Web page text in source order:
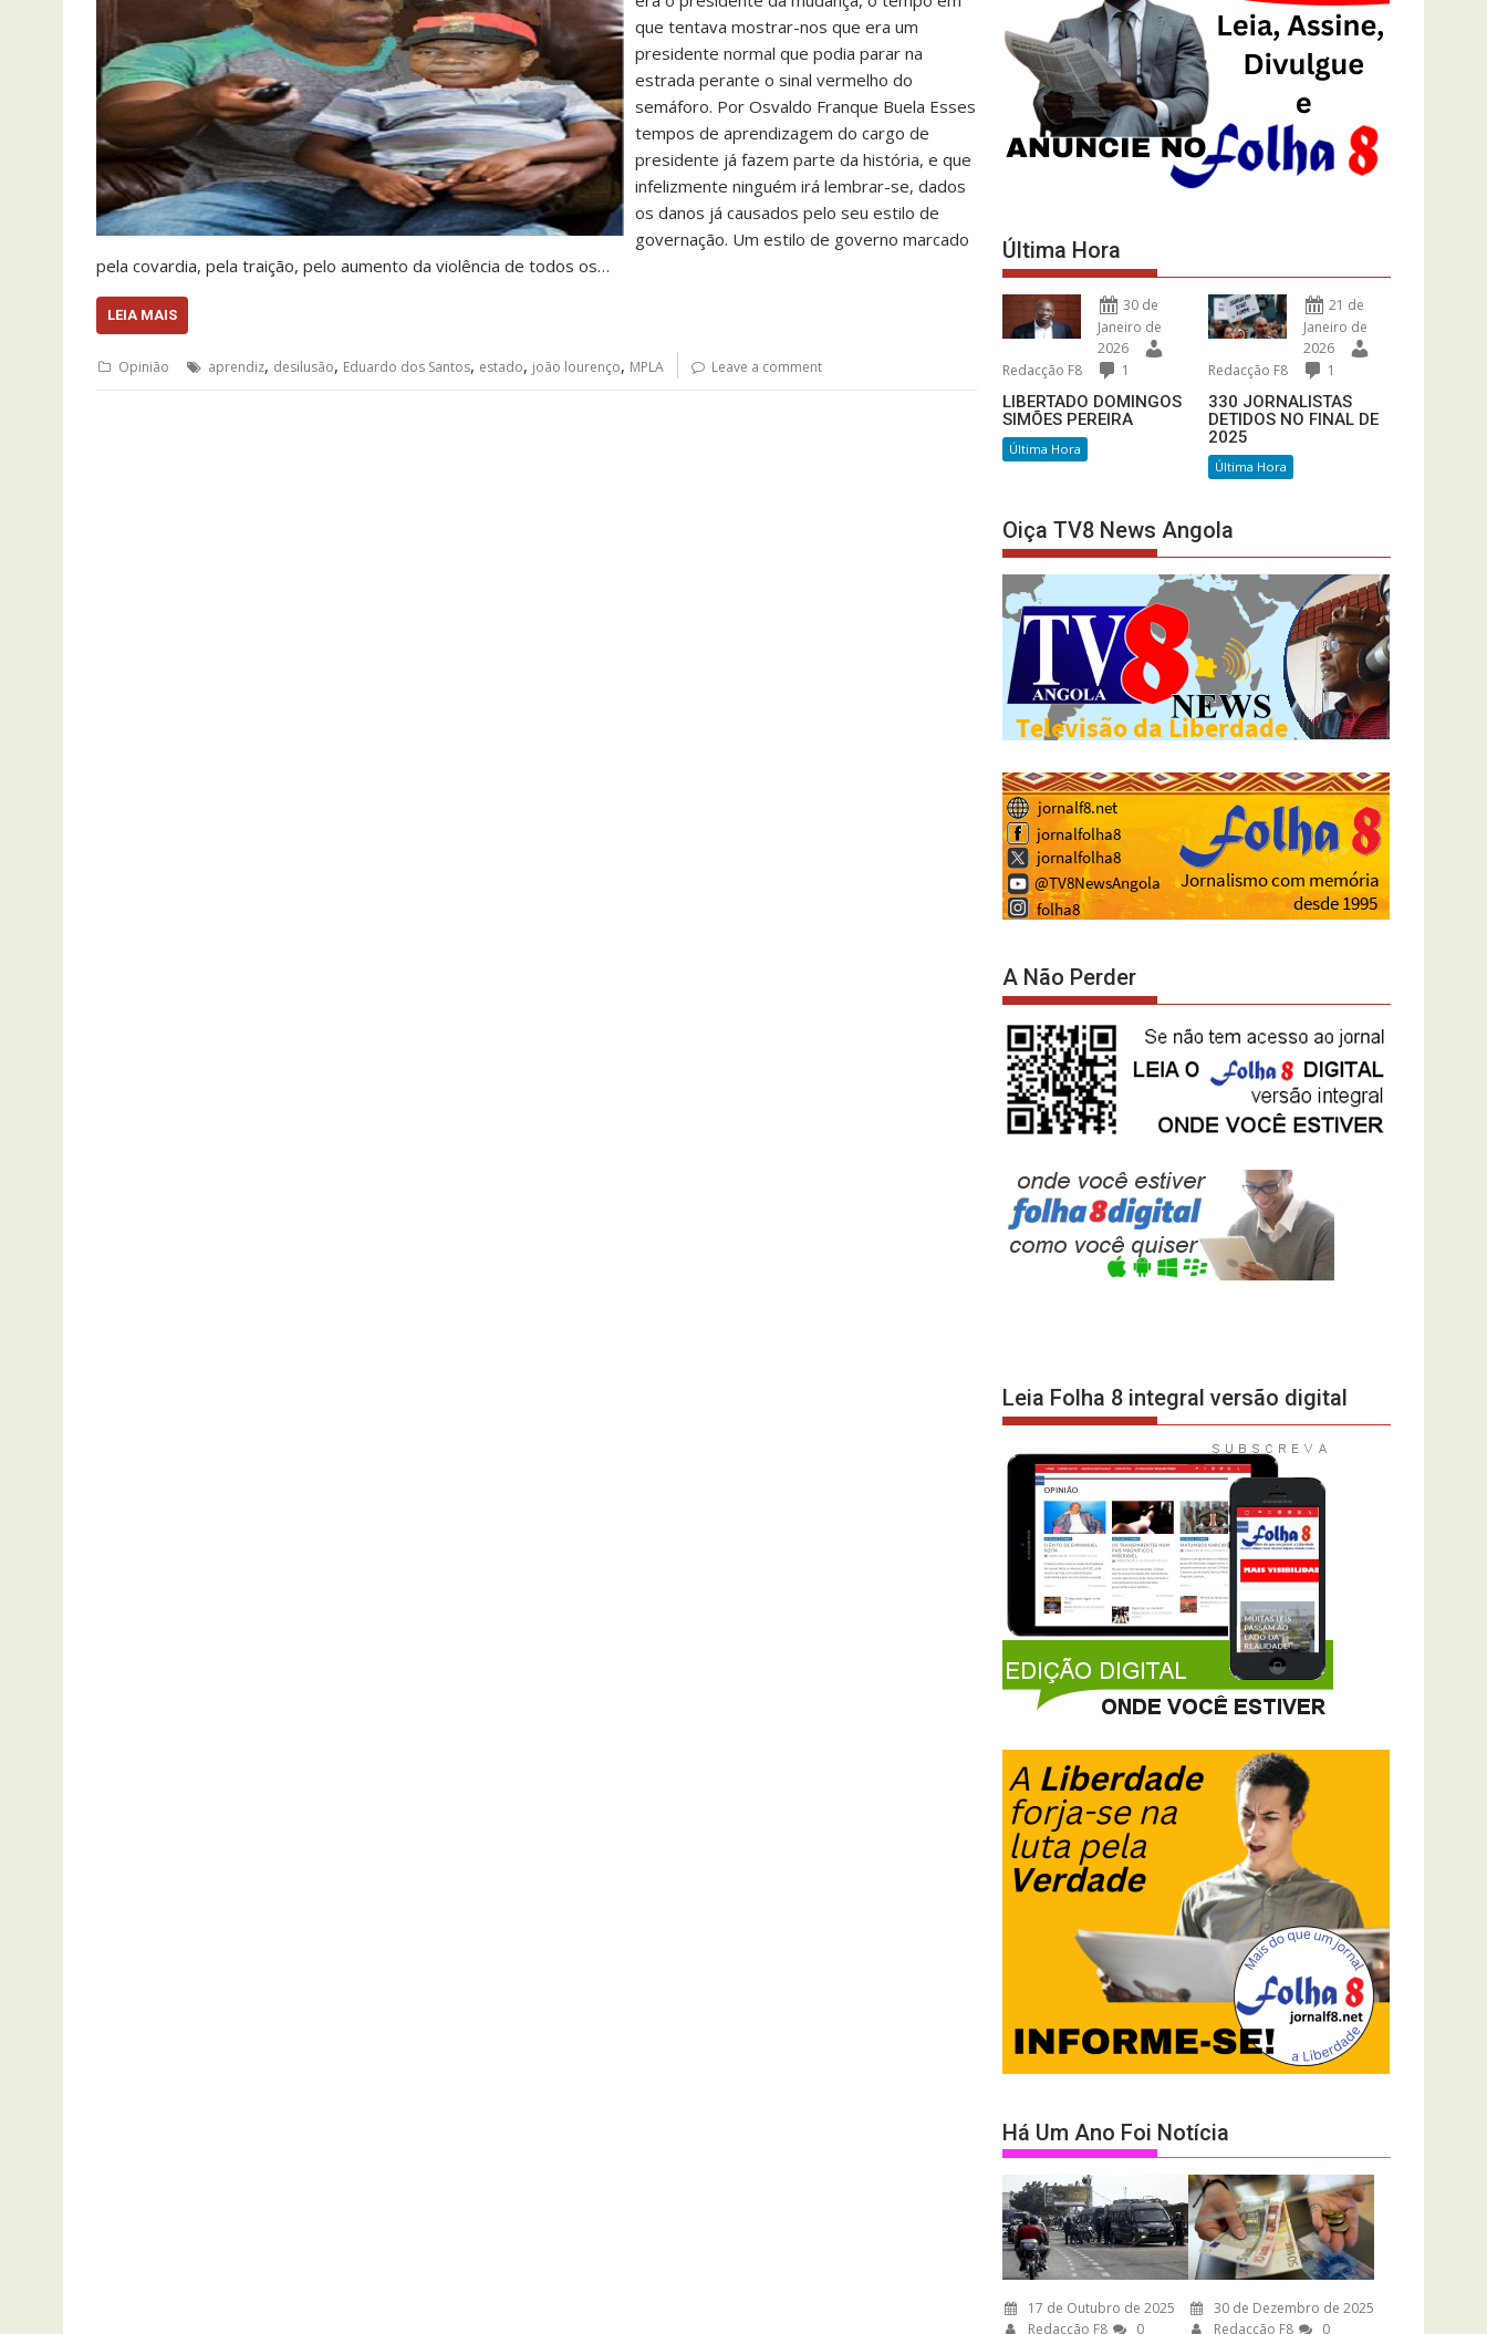
que tentava mostrar-nos que era um
presidente normal que podia parar na
estrada perante o sinal vermelho do
semáforo. Por Osvaldo Franque Buela Esses
tempos de aprendizagem do cargo de
presidente já fazem parte da história, e que
infelizmente ninguém irá lembrar-se, dados
os danos já causados pelo seu estilo de
governação. Um estilo de governo marcado
pela covardia, pela traição, pelo aumento da violência de todos os…
LEIA MAIS
Opinião aprendiz, desilusão, Eduardo dos Santos, estado, joão lourenço, MPLA Leave a comment
Última Hora
30 de
Janeiro de
2026
Redacção F8
1
LIBERTADO DOMINGOS
SIMÕES PEREIRA
Última Hora
21 de
Janeiro de
2026
Redacção F8
1
330 JORNALISTAS
DETIDOS NO FINAL DE
2025
Última Hora
Oiça TV8 News Angola
A Não Perder
Leia Folha 8 integral versão digital
Há Um Ano Foi Notícia
17 de Outubro de 2025
Redacção F8
0
30 de Dezembro de 2025
Redacção F8
0